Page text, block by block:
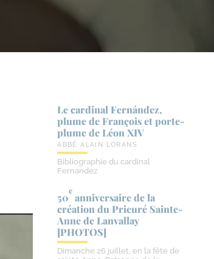
Le cardinal Fernández,
plume de François et porte-​
plume de Léon XIV
ABBÉ ALAIN LORANS
Bibliographie du cardinal
Fernandez
50
e
anniversaire de la
création du Prieuré Sainte-​
Anne de Lanvallay
[PHOTOS]
Dimanche 26 juillet, en la fête de